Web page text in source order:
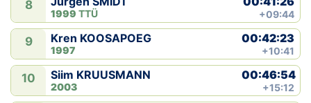
8
1999 TTÜ +09:44
9 Kren KOOSAPOEG
1997
00:42:23
+10:41
10 Siim KRUUSMANN
2003
00:46:54
+15:12